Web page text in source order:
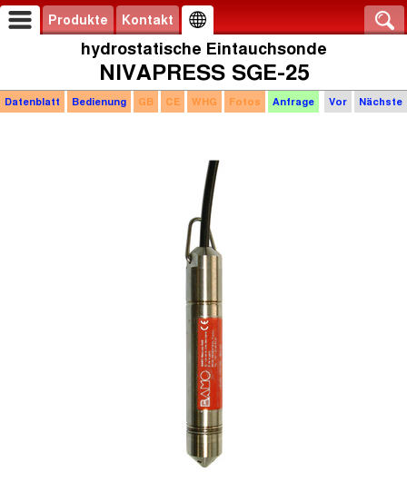
Produkte Kontakt
hydrostatische Eintauchsonde
NIVAPRESS SGE-25
Vor Nächste
Datenblatt Bedienung GB CE WHG Fotos Anfrage